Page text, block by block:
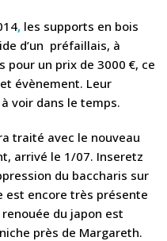
, les supports en bois
d’un préfaillais, à
pour un prix de 3000 €, ce
évènement. Leur
voir dans le temps.
traité avec le nouveau
arrivé le 1/07. Inseretz
du baccharis sur
est encore très présente
du japon est
près de Margareth.